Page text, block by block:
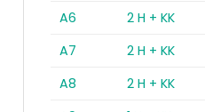
A6
2 H + KK
A7
2 H + KK
A8
2 H + KK